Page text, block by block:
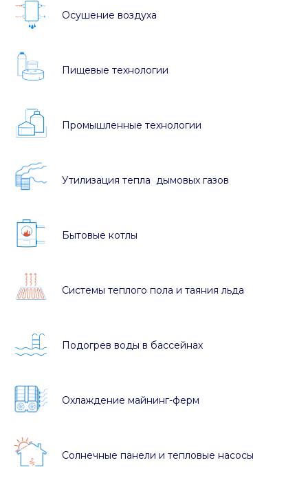
Осушение воздуха
Пищевые технологии
Промышленные технологии
Утилизация тепла дымовых газов
Бытовые котлы
Системы теплого пола и таяния льда
Подогрев воды в бассейнах
Охлаждение майнинг-ферм
Солнечные панели и тепловые насосы